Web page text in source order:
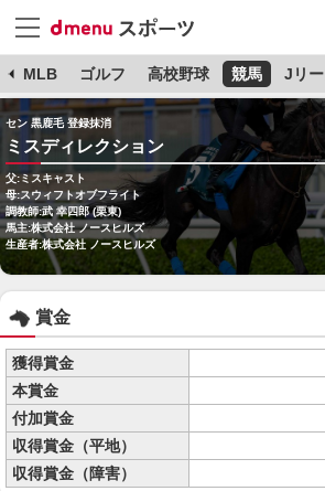
MLB ゴルフ 高校野球 競馬 Jリ
セン 黒鹿毛 登録抹消
ミスディレクション
父:ミスキャスト
母:スウィフトオブフライト
調教師:武 幸四郎 (栗東)
馬主:株式会社 ノースヒルズ
生産者:株式会社 ノースヒルズ
賞金
獲得賞金
本賞金
付加賞金
収得賞金（平地）
収得賞金（障害）